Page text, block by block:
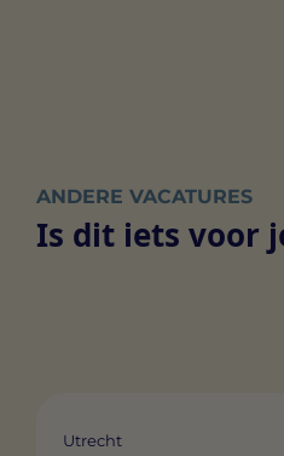
ANDERE VACATURES
Is dit iets voor
Utrecht